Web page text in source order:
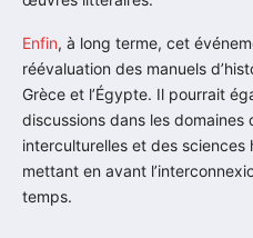
Enfin, à long terme, cet
réévaluation des manuels
Grèce et l’Égypte. Il pourrait
discussions dans les
interculturelles et des sciences
mettant en avant
temps.